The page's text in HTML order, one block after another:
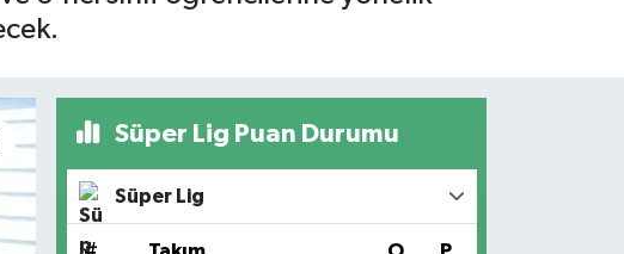
Süper Lig Puan Durumu
Süper Lig